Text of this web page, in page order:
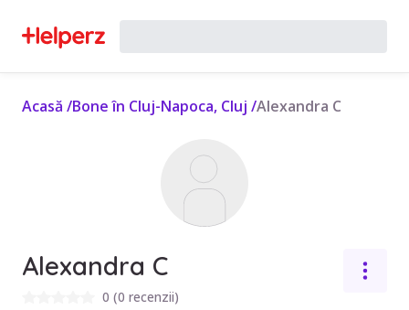
Acasă /Bone în Cluj-Napoca, Cluj /Alexandra C
Alexandra C
0 (0 recenzii)